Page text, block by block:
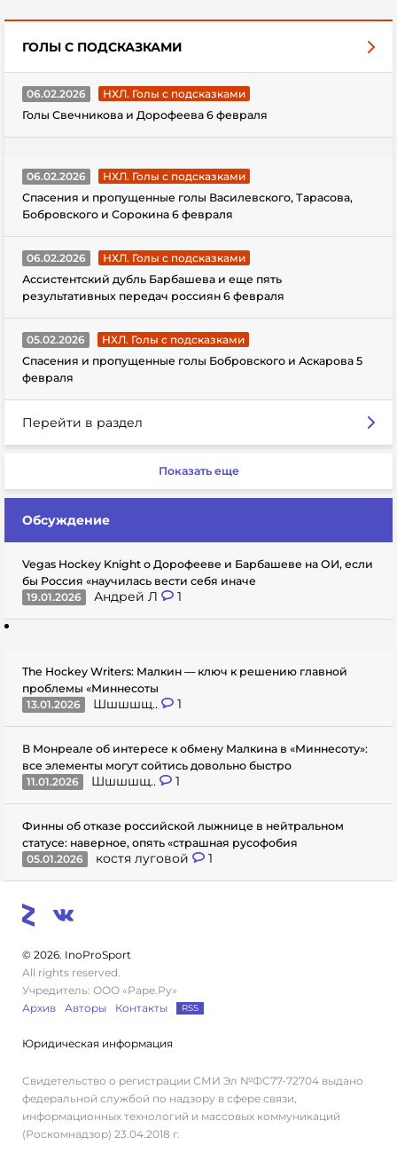
ГОЛЫ С ПОДСКАЗКАМИ
06.02.2026
НХЛ. Голы с подсказками
Голы Свечникова и Дорофеева 6 февраля
06.02.2026
НХЛ. Голы с подсказками
Спасения и пропущенные голы Василевского, Тарасова,
Бобровского и Сорокина 6 февраля
06.02.2026
НХЛ. Голы с подсказками
Ассистентский дубль Барбашева и еще пять
результативных передач россиян 6 февраля
05.02.2026
НХЛ. Голы с подсказками
Спасения и пропущенные голы Бобровского и Аскарова 5
февраля
Перейти в раздел
Показать еще
Обсуждение
Vegas Hockey Knight о Дорофееве и Барбашеве на ОИ, если
бы Россия «научилась вести себя иначе
19.01.2026
Андрей Л 1
The Hockey Writers: Малкин — ключ к решению главной
проблемы «Миннесоты
13.01.2026
Шшшшщ.. 1
В Монреале об интересе к обмену Малкина в «Миннесоту»:
все элементы могут сойтись довольно быстро
11.01.2026
Шшшшщ.. 1
Финны об отказе российской лыжнице в нейтральном
статусе: наверное, опять «страшная русофобия
05.01.2026
костя луговой 1
© 2026. InoProSport
All rights reserved.
Учредитель: ООО «Раре.Ру»
Архив
Авторы Контакты RSS
Юридическая информация
Свидетельство о регистрации СМИ Эл №ФС77-72704 выдано
федеральной службой по надзору в сфере связи,
информационных технологий и массовых коммуникаций
(Роскомнадзор) 23.04.2018 г.